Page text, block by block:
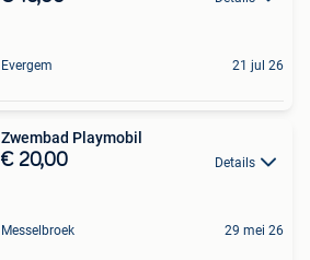
Evergem 21 jul 26
Zwembad Playmobil
€ 20,00 Details
Messelbroek 29 mei 26